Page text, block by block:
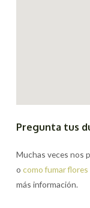
Pregunta tus
Muchas veces nos
ocomo fumar flores
más información.